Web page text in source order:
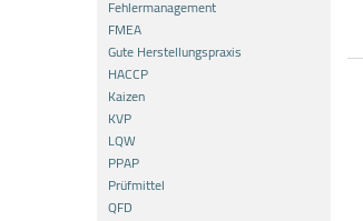
Fehlermanagement
FMEA
Gute Herstellungspraxis
HACCP
Kaizen
KVP
LQW
PPAP
Prüfmittel
QFD